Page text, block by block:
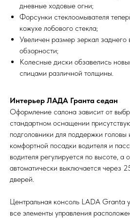
дневные ходовые огни;
Форсунки стеклоомывателя
кожухе лобового стекла;
Увеличен размер зеркал заднего
обзорности;
Колесные диски обзавелись
спицами различной толщины.
Интерьер ЛАДА Гранта седан
Оформление салона зависит от
стандартном оснащении
подголовники для поддержки головы
комфортной посадки водителя и
водителя регулируется по высоте,
автоматически выключается через
дверей.
Центральная консоль LADA Granta
все элементы управления